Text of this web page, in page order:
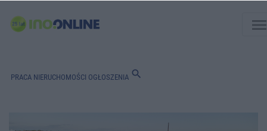
PRACA NIERUCHOMOŚCI OGŁOSZENIA search